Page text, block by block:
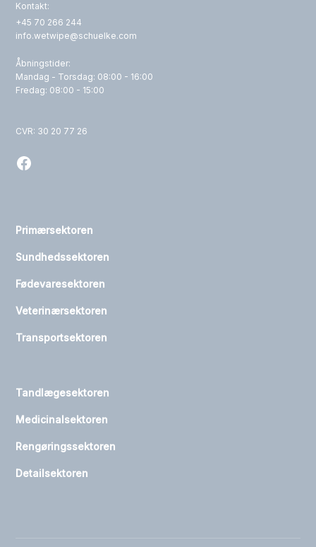
Kontakt:
+45 70 266 244
info.wetwipe@schuelke.com
Åbningstider:
Mandag - Torsdag: 08:00 - 16:00
Fredag: 08:00 - 15:00
CVR: 30 20 77 26
Primærsektoren
Sundhedssektoren
Fødevaresektoren
Veterinærsektoren
Transportsektoren
Tandlægesektoren
Medicinalsektoren
Rengøringssektoren
Detailsektoren